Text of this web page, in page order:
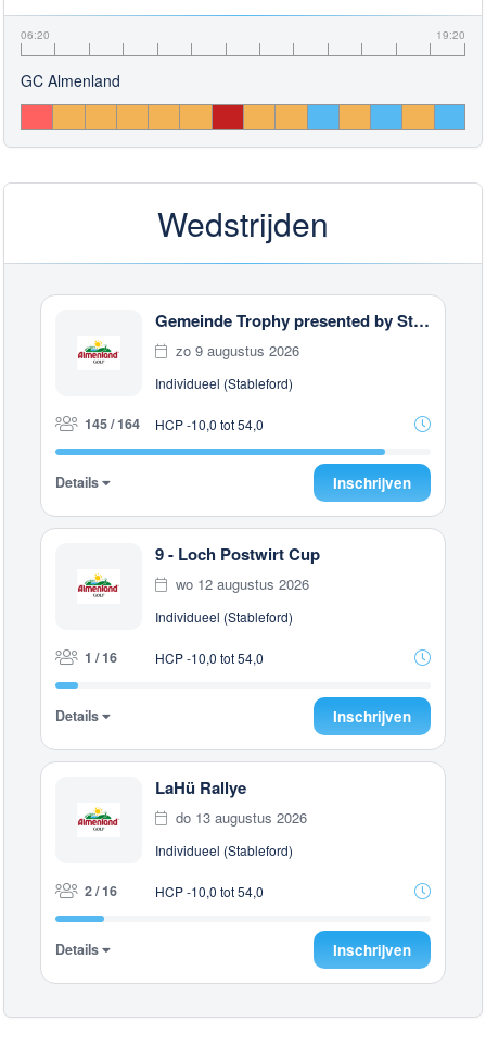
06:20 19:20
GC Almenland
Wedstrijden
Gemeinde Trophy presented by Steiermark GOLF CARD
zo 9 augustus 2026
Individueel (Stableford)
145 / 164 HCP -10,0 tot 54,0
Details Inschrijven
9 - Loch Postwirt Cup
wo 12 augustus 2026
Individueel (Stableford)
1 / 16 HCP -10,0 tot 54,0
Details Inschrijven
LaHü Rallye
do 13 augustus 2026
Individueel (Stableford)
2 / 16 HCP -10,0 tot 54,0
Details Inschrijven